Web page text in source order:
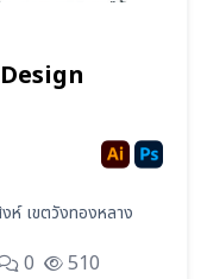
ห์ เขตวังทองหลาง
0 510